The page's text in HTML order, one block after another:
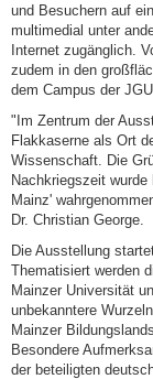
und Besuchern auf
multimedial unter
Internet zugänglich.
zudem in den
dem Campus der
"Im Zentrum der
Flakkaserne als Ort
Wissenschaft. Die
Nachkriegszeit
Mainz'
Dr. Christian George.
Die Ausstellung
Thematisiert werden
Mainzer Universität
unbekanntere
Mainzer
Besondere
der beteiligten